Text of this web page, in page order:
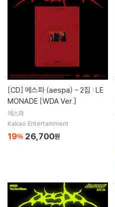
[CD] 에스파 (aespa) - 2집 : LE
MONADE [WDA Ver.]
에스파
Kakao Entertainment
19% 26,700원